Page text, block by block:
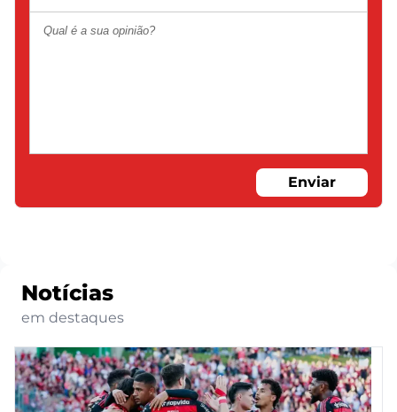
Enviar
Notícias
em destaques